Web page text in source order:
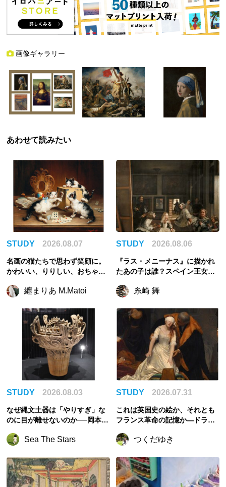
画像ギャラリー
あわせて読みたい
STUDY 2026.08.07
名画の猫たちで思わず笑顔に。
かわいい、りりしい、おちゃ
纏まりあ M.Matoi
STUDY 2026.08.06
『ラス・メニーナス』に描かれ
たあの子は誰？スペイン王女マ
糸崎 舞
STUDY 2026.08.03
なぜ縄文土器は「やりすぎ」な
のに目が離せないのか──岡本太
脱
Sea The Stars
STUDY 2026.07.31
これは英国史の絵か、それとも
フランス革命の記憶か—ドラロ
レイの処刑》を読む
つくだゆき